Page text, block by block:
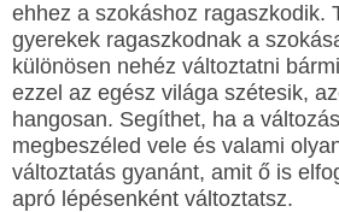
ehhez a szokáshoz ragaszkodik.
gyerekek ragaszkodnak a
különösen nehéz változtatni
ezzel az egész világa szétesik,
hangosan. Segíthet, ha a
megbeszéled vele és valami
változtatás gyanánt, amit ő is
apró lépésenként változtatsz.